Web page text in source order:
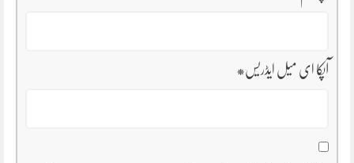
آپکا ای میل ایڈریس*